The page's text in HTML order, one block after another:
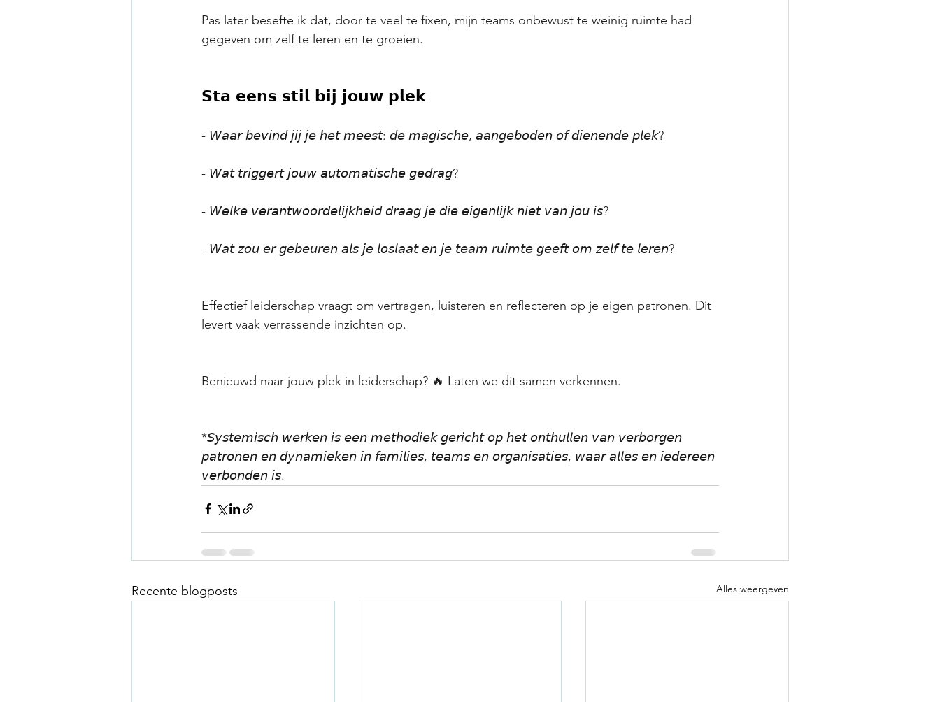
Pas later besefte ik dat, door te veel te fixen, mijn teams onbewust te weinig ruimte had
gegeven om zelf te leren en te groeien.
𝗦𝘁𝗮 𝗲𝗲𝗻𝘀 𝘀𝘁𝗶𝗹 𝗯𝗶𝗷 𝗷𝗼𝘂𝘄 𝗽𝗹𝗲𝗸
- 𝘞𝘢𝘢𝘳 𝘣𝘦𝘷𝘪𝘯𝘥 𝘫𝘪𝘫 𝘫𝘦 𝘩𝘦𝘵 𝘮𝘦𝘦𝘴𝘵: 𝘥𝘦 𝘮𝘢𝘨𝘪𝘴𝘤𝘩𝘦, 𝘢𝘢𝘯𝘨𝘦𝘣𝘰𝘥𝘦𝘯 𝘰𝘧 𝘥𝘪𝘦𝘯𝘦𝘯𝘥𝘦 𝘱𝘭𝘦𝘬?
- 𝘞𝘢𝘵 𝘵𝘳𝘪𝘨𝘨𝘦𝘳𝘵 𝘫𝘰𝘶𝘸 𝘢𝘶𝘵𝘰𝘮𝘢𝘵𝘪𝘴𝘤𝘩𝘦 𝘨𝘦𝘥𝘳𝘢𝘨?
- 𝘞𝘦𝘭𝘬𝘦 𝘷𝘦𝘳𝘢𝘯𝘵𝘸𝘰𝘰𝘳𝘥𝘦𝘭𝘪𝘫𝘬𝘩𝘦𝘪𝘥 𝘥𝘳𝘢𝘢𝘨 𝘫𝘦 𝘥𝘪𝘦 𝘦𝘪𝘨𝘦𝘯𝘭𝘪𝘫𝘬 𝘯𝘪𝘦𝘵 𝘷𝘢𝘯 𝘫𝘰𝘶 𝘪𝘴?
- 𝘞𝘢𝘵 𝘻𝘰𝘶 𝘦𝘳 𝘨𝘦𝘣𝘦𝘶𝘳𝘦𝘯 𝘢𝘭𝘴 𝘫𝘦 𝘭𝘰𝘴𝘭𝘢𝘢𝘵 𝘦𝘯 𝘫𝘦 𝘵𝘦𝘢𝘮 𝘳𝘶𝘪𝘮𝘵𝘦 𝘨𝘦𝘦𝘧𝘵 𝘰𝘮 𝘻𝘦𝘭𝘧 𝘵𝘦 𝘭𝘦𝘳𝘦𝘯?
Effectief leiderschap vraagt om vertragen, luisteren en reflecteren op je eigen patronen. Dit
levert vaak verrassende inzichten op.
Benieuwd naar jouw plek in leiderschap? 🔥 Laten we dit samen verkennen.
*𝘚𝘺𝘴𝘵𝘦𝘮𝘪𝘴𝘤𝘩 𝘸𝘦𝘳𝘬𝘦𝘯 𝘪𝘴 𝘦𝘦𝘯 𝘮𝘦𝘵𝘩𝘰𝘥𝘪𝘦𝘬 𝘨𝘦𝘳𝘪𝘤𝘩𝘵 𝘰𝘱 𝘩𝘦𝘵 𝘰𝘯𝘵𝘩𝘶𝘭𝘭𝘦𝘯 𝘷𝘢𝘯 𝘷𝘦𝘳𝘣𝘰𝘳𝘨𝘦𝘯
𝘱𝘢𝘵𝘳𝘰𝘯𝘦𝘯 𝘦𝘯 𝘥𝘺𝘯𝘢𝘮𝘪𝘦𝘬𝘦𝘯 𝘪𝘯 𝘧𝘢𝘮𝘪𝘭𝘪𝘦𝘴, 𝘵𝘦𝘢𝘮𝘴 𝘦𝘯 𝘰𝘳𝘨𝘢𝘯𝘪𝘴𝘢𝘵𝘪𝘦𝘴, 𝘸𝘢𝘢𝘳 𝘢𝘭𝘭𝘦𝘴 𝘦𝘯 𝘪𝘦𝘥𝘦𝘳𝘦𝘦𝘯
𝘷𝘦𝘳𝘣𝘰𝘯𝘥𝘦𝘯 𝘪𝘴.
Recente blogposts Alles weergeven